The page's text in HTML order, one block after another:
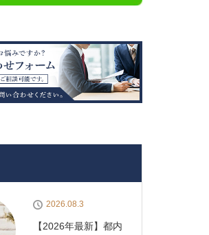
2026.08.3
【2026年最新】都内